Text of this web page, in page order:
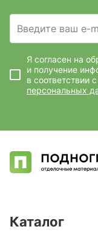
Введите ваш e-
Я согласен на
и получение
в соответствии с
персональных
Каталог